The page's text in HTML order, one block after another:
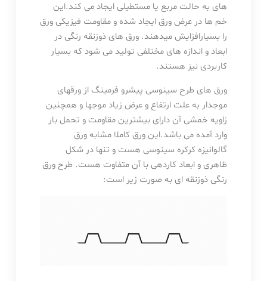
های به حالت مربع یا مستطیلی ایجاد می کند.این
خم ها در عرض ورق ایجاد شده و مقاومت فیزیکی ورق
را بسیارافزایش میدهند. ورق های ذوزنقه رنگی در
ابعاد و اندازه های مختلفی تولید می شود که بسیار
کاربردی نیز هستند.
ورق های طرح سینوسی پیشرو فرمینگ از ورقهای
موجدار به علت ارتفاع و عرض زیاد موجها و همچنین
زاویه خمشی آن دارای بیشترین مقاومت و تحمل بار
وارد آمده می باشد.این ورق کاملا مشابه ورق
گالوانیزه کرکره سینوسی هست و تنها در شکل
ظاهری و ابعاد کاردهی با آن متفاوت هست. طرح ورق
رنگی ذوزنقه ای به صورت زیر است: